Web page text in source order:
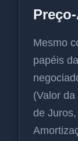
Mesmo
papéis
(Valor
de